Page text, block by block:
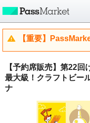
【重要】
【予約席販売】第22
最大級！クラフトビー
ナ